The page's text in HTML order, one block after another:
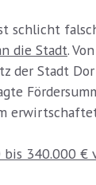
schlicht
die Stadt.
der Stadt
340.000 €